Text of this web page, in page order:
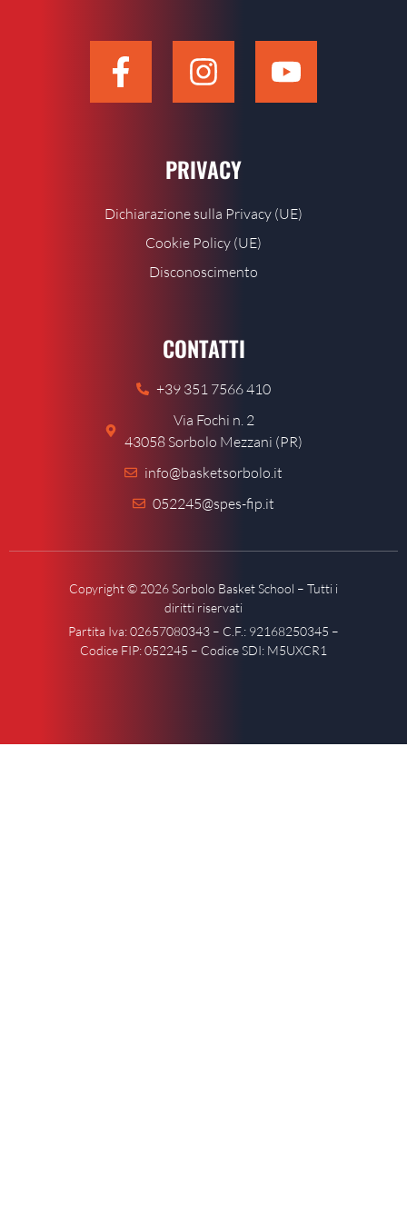
PRIVACY
Dichiarazione sulla Privacy (UE)
Cookie Policy (UE)
Disconoscimento
CONTATTI
+39 351 7566 410
Via Fochi n. 2
43058 Sorbolo Mezzani (PR)
info@basketsorbolo.it
052245@spes-fip.it
Copyright © 2026 Sorbolo Basket School – Tutti i
diritti riservati
Partita Iva: 02657080343 – C.F.: 92168250345 –
Codice FIP: 052245 – Codice SDI: M5UXCR1